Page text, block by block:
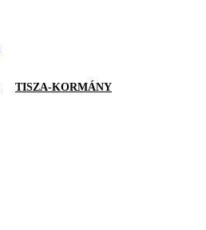
TISZA-KORMÁNY